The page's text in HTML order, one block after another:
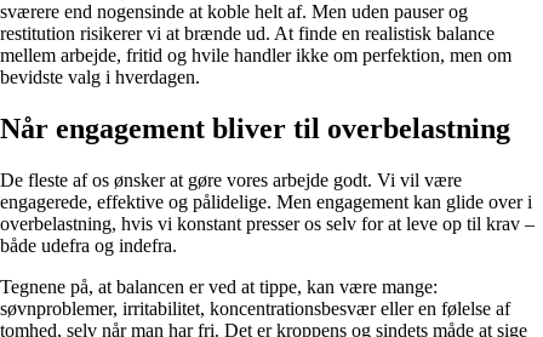
sværere end nogensinde at koble helt af. Men uden pauser og
restitution risikerer vi at brænde ud. At finde en realistisk balance
mellem arbejde, fritid og hvile handler ikke om perfektion, men om
bevidste valg i hverdagen.
Når engagement bliver til overbelastning
De fleste af os ønsker at gøre vores arbejde godt. Vi vil være
engagerede, effektive og pålidelige. Men engagement kan glide over i
overbelastning, hvis vi konstant presser os selv for at leve op til krav –
både udefra og indefra.
Tegnene på, at balancen er ved at tippe, kan være mange:
søvnproblemer, irritabilitet, koncentrationsbesvær eller en følelse af
tomhed, selv når man har fri. Det er kroppens og sindets måde at sige